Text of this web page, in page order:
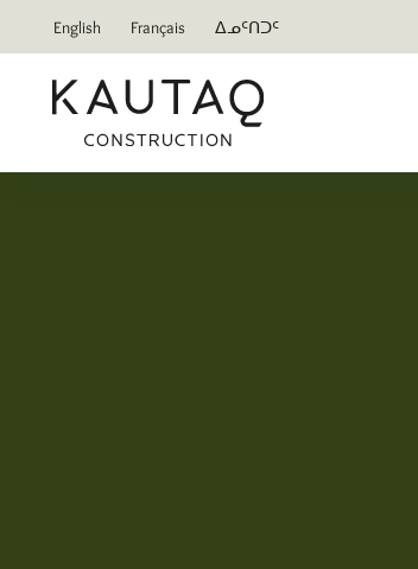
English Français ᐃᓄᑦᑎᑐᑦ